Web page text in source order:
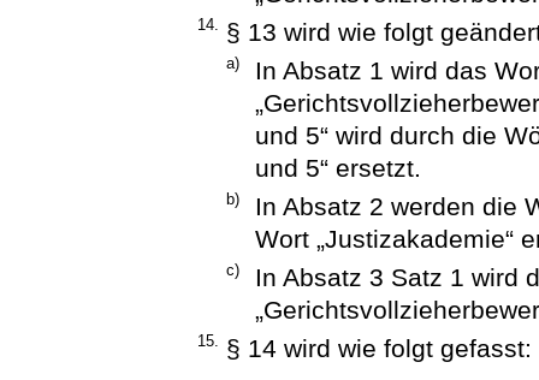
14. § 13 wird wie folgt
a)
In Absatz 1 wird das
und 5“ wird durch die
und 5“ ersetzt.
b)
In Absatz 2 werden die
Wort „Justizakademie“
c)
In Absatz 3 Satz 1 wird
15. § 14 wird wie folgt gefasst: